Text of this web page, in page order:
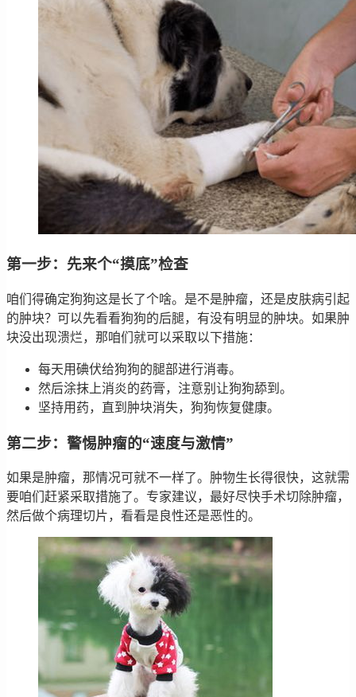
第一步：先来个“摸底”检查
咱们得确定狗狗这是长了个啥。是不是肿瘤，还是皮肤病引起
的肿块？可以先看看狗狗的后腿，有没有明显的肿块。如果肿
块没出现溃烂，那咱们就可以采取以下措施：
每天用碘伏给狗狗的腿部进行消毒。
然后涂抹上消炎的药膏，注意别让狗狗舔到。
坚持用药，直到肿块消失，狗狗恢复健康。
第二步：警惕肿瘤的“速度与激情”
如果是肿瘤，那情况可就不一样了。肿物生长得很快，这就需
要咱们赶紧采取措施了。专家建议，最好尽快手术切除肿瘤，
然后做个病理切片，看看是良性还是恶性的。